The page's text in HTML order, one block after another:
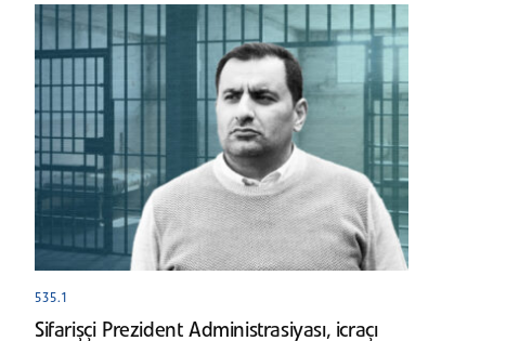
535.1
Sifarişçi Prezident Administrasiyası, icraçı